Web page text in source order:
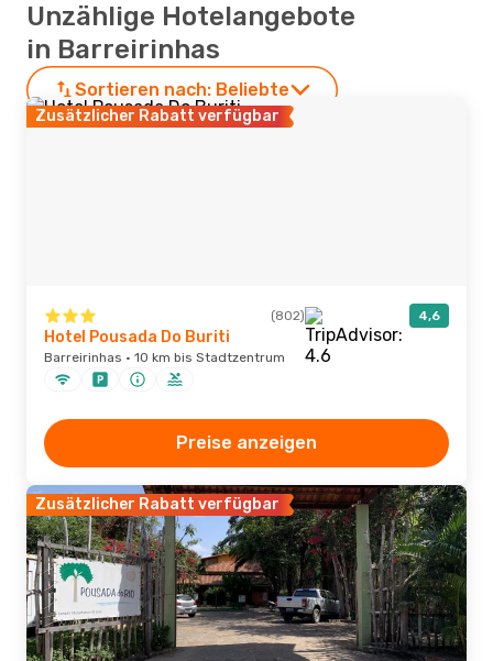
Unzählige Hotelangebote
in Barreirinhas
Sortieren nach: Beliebte
Zusätzlicher Rabatt verfügbar
(802) 4,6
Hotel Pousada Do Buriti
Barreirinhas · 10 km bis Stadtzentrum
Preise anzeigen
Zusätzlicher Rabatt verfügbar